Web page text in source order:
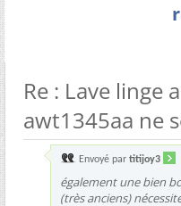
Re : Lave linge
awt1345aa ne
Envoyé par titijoy3
également une bien
(très anciens)